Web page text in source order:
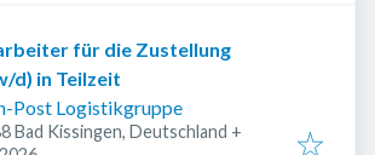
für die Zustellung
d) in Teilzeit
Post Logistikgruppe
Bad Kissingen, Deutschland +